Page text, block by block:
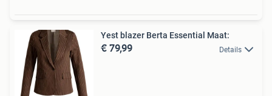
Yest blazer Berta Essential Maat:
€ 79,99 Details